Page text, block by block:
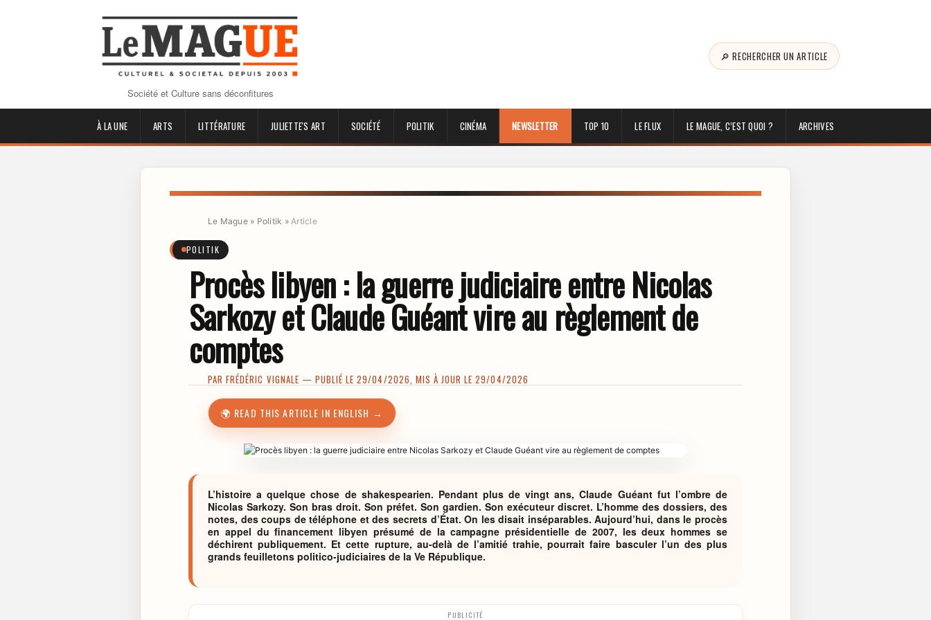
Société et Culture sans déconfitures
🔎 RECHERCHER UN ARTICLE
À LA UNE ARTS LITTÉRATURE JULIETTE'S ART SOCIÉTÉ POLITIK CINÉMA NEWSLETTER TOP 10 LE FLUX LE MAGUE, C’EST QUOI ? ARCHIVES
Le Mague» Politik » Article
POLITIK
Procès libyen : la guerre judiciaire entre Nicolas
Sarkozy et Claude Guéant vire au règlement de
comptes
PARFRÉDÉRIC VIGNALE — PUBLIÉ LE 29/04/2026, MIS À JOUR LE 29/04/2026
🌍 READ THIS ARTICLE IN ENGLISH →
L’histoire a quelque chose de shakespearien. Pendant plus de vingt ans, Claude Guéant fut l’ombre de
Nicolas Sarkozy. Son bras droit. Son préfet. Son gardien. Son exécuteur discret. L’homme des dossiers, des
notes, des coups de téléphone et des secrets d’État. On les disait inséparables. Aujourd’hui, dans le procès
en appel du financement libyen présumé de la campagne présidentielle de 2007, les deux hommes se
déchirent publiquement. Et cette rupture, au-delà de l’amitié trahie, pourrait faire basculer l’un des plus
grands feuilletons politico-judiciaires de la Ve République.
PUBLICITÉ